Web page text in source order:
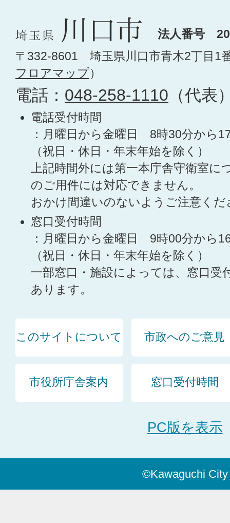
法人番号
〒332-8601 埼玉県川口市青木2丁目1
フロアマップ）
電話： 048-258-1110 （代表
電話受付時間
：月曜日から金曜日 8時30分から
（祝日・休日・年末年始を除く）
上記時間外には第一本庁舎守衛室に
のご用件には対応できません。
おかけ間違いのないようご注意くだ
窓口受付時間
：月曜日から金曜日 9時00分から
（祝日・休日・年末年始を除く）
一部窓口・施設によっては、窓口受
あります。
このサイトについて 市政へのご意見
市役所庁舎案内 窓口受付時間
PC版を表示
©Kawaguchi City